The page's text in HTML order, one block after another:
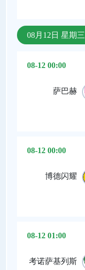
08月12日 星期三
08-12 00:00
萨巴赫
08-12 00:00
博德闪耀
08-12 01:00
考诺萨基列斯